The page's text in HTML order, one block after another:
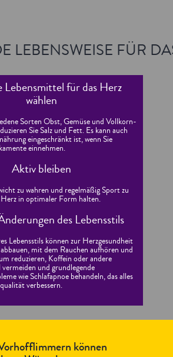
LEBENSWEISE FÜR
Lebensmittel für das Herz
wählen
Sorten Obst, Gemüse und Vollkorn-
Sie Salz und Fett. Es kann auch
eingeschränkt ist, wenn Sie
einnehmen.
Aktiv bleiben
zu wahren und regelmäßig Sport zu
in optimaler Form halten.
des Lebensstils
Lebensstils können zur Herzgesundheit
mit dem Rauchen aufhören und
reduzieren, Koffein oder andere
und grundlegende
wie Schlafapnoe behandeln, das alles
verbessern.
können